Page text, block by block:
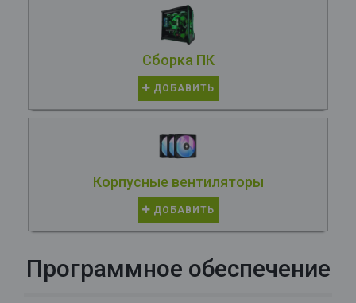
Сборка ПК
ДОБАВИТЬ
Корпусные вентиляторы
ДОБАВИТЬ
Программное обеспечение